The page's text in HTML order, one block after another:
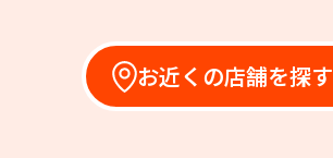
お近くの店舗を探す